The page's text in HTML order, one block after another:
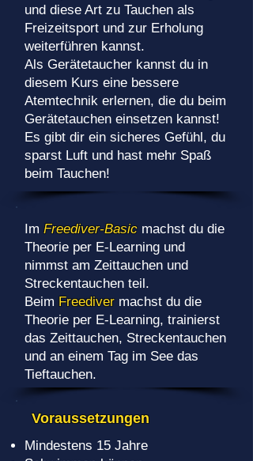
und diese Art zu Tauchen als
Freizeitsport und zur Erholung
weiterführen kannst.
Als Gerätetaucher kannst du in
diesem Kurs eine bessere
Atemtechnik erlernen, die du beim
Gerätetauchen einsetzen kannst!
Es gibt dir ein sicheres Gefühl, du
sparst Luft und hast mehr Spaß
beim Tauchen!
Im Freediver-Basic machst du die
Theorie per E-Learning und
nimmst am Zeittauchen und
Streckentauchen teil.
Beim Freediver machst du die
Theorie per E-Learning, trainierst
das Zeittauchen, Streckentauchen
und an einem Tag im See das
Tieftauchen.
Voraussetzungen
Mindestens 15 Jahre